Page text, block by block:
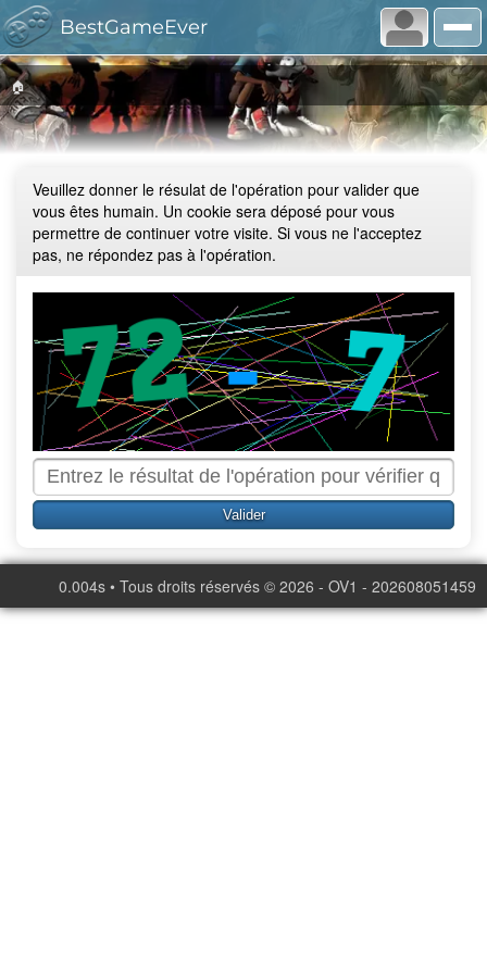
BestGameEver
🏠
Veuillez donner le résulat de l'opération pour valider que
vous êtes humain. Un cookie sera déposé pour vous
permettre de continuer votre visite. Si vous ne l'acceptez
pas, ne répondez pas à l'opération.
0.004s • Tous droits réservés © 2026 - OV1 - 202608051459